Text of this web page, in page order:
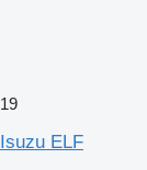
19
Isuzu ELF